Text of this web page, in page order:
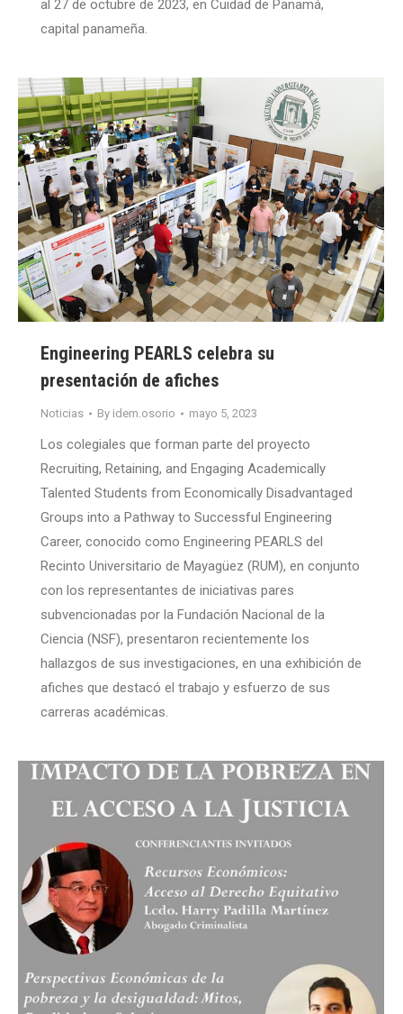
al 27 de octubre de 2023, en Cuidad de Panamá,
capital panameña.
Engineering PEARLS celebra su
presentación de afiches
Noticias By idem.osorio mayo 5, 2023
Los colegiales que forman parte del proyecto
Recruiting, Retaining, and Engaging Academically
Talented Students from Economically Disadvantaged
Groups into a Pathway to Successful Engineering
Career, conocido como Engineering PEARLS del
Recinto Universitario de Mayagüez (RUM), en conjunto
con los representantes de iniciativas pares
subvencionadas por la Fundación Nacional de la
Ciencia (NSF), presentaron recientemente los
hallazgos de sus investigaciones, en una exhibición de
afiches que destacó el trabajo y esfuerzo de sus
carreras académicas.